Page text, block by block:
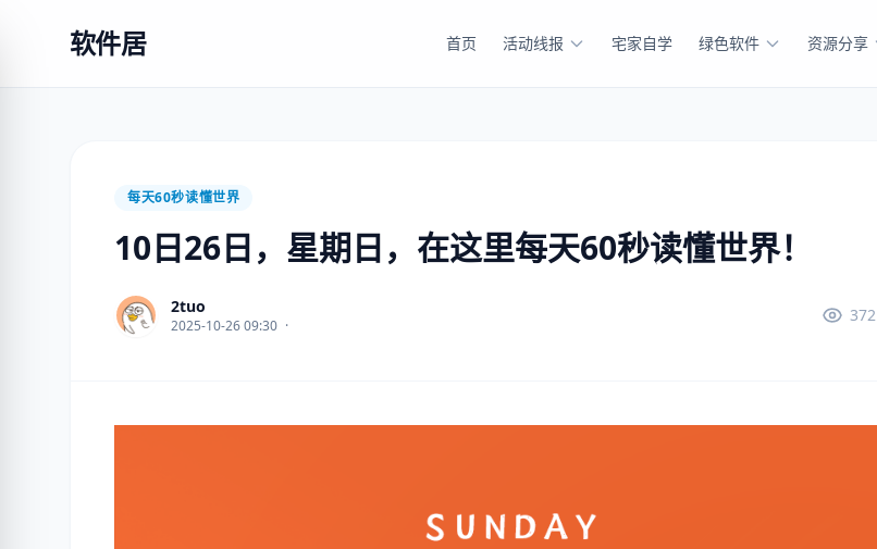
软件居 首页 活动线报 宅家自学 绿色软件 资源分享
每天60秒读懂世界
10日26日，星期日，在这里每天60秒读懂世界！
2tuo
2025-10-26 09:30 ·
372